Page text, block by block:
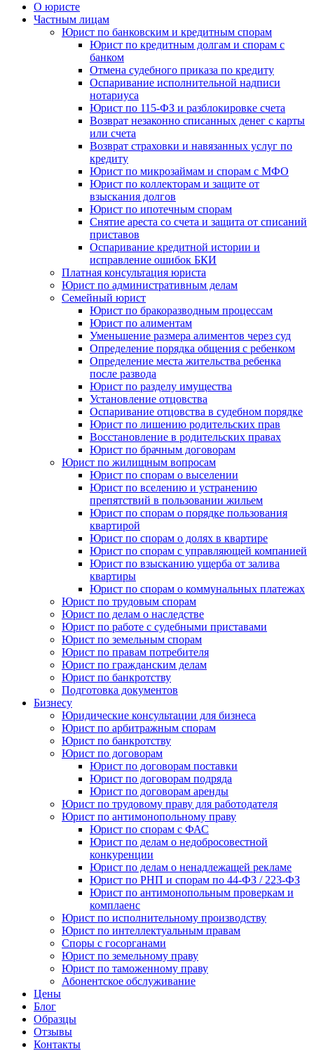
О юристе
Частным лицам
Юрист по банковским и кредитным спорам
Юрист по кредитным долгам и спорам с
банком
Отмена судебного приказа по кредиту
Оспаривание исполнительной надписи
нотариуса
Юрист по 115-ФЗ и разблокировке счета
Возврат незаконно списанных денег с карты
или счета
Возврат страховки и навязанных услуг по
кредиту
Юрист по микрозаймам и спорам с МФО
Юрист по коллекторам и защите от
взыскания долгов
Юрист по ипотечным спорам
Снятие ареста со счета и защита от списаний
приставов
Оспаривание кредитной истории и
исправление ошибок БКИ
Платная консультация юриста
Юрист по административным делам
Семейный юрист
Юрист по бракоразводным процессам
Юрист по алиментам
Уменьшение размера алиментов через суд
Определение порядка общения с ребенком
Определение места жительства ребенка
после развода
Юрист по разделу имущества
Установление отцовства
Оспаривание отцовства в судебном порядке
Юрист по лишению родительских прав
Восстановление в родительских правах
Юрист по брачным договорам
Юрист по жилищным вопросам
Юрист по спорам о выселении
Юрист по вселению и устранению
препятствий в пользовании жильем
Юрист по спорам о порядке пользования
квартирой
Юрист по спорам о долях в квартире
Юрист по спорам с управляющей компанией
Юрист по взысканию ущерба от залива
квартиры
Юрист по спорам о коммунальных платежах
Юрист по трудовым спорам
Юрист по делам о наследстве
Юрист по работе с судебными приставами
Юрист по земельным спорам
Юрист по правам потребителя
Юрист по гражданским делам
Юрист по банкротству
Подготовка документов
Бизнесу
Юридические консультации для бизнеса
Юрист по арбитражным спорам
Юрист по банкротству
Юрист по договорам
Юрист по договорам поставки
Юрист по договорам подряда
Юрист по договорам аренды
Юрист по трудовому праву для работодателя
Юрист по антимонопольному праву
Юрист по спорам с ФАС
Юрист по делам о недобросовестной
конкуренции
Юрист по делам о ненадлежащей рекламе
Юрист по РНП и спорам по 44-ФЗ / 223-ФЗ
Юрист по антимонопольным проверкам и
комплаенс
Юрист по исполнительному производству
Юрист по интеллектуальным правам
Споры с госорганами
Юрист по земельному праву
Юрист по таможенному праву
Абонентское обслуживание
Цены
Блог
Образцы
Отзывы
Контакты